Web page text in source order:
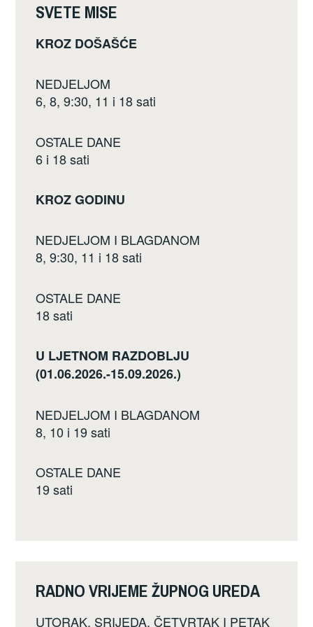
k
SVETE MISE
KROZ DOŠAŠĆE
NEDJELJOM
6, 8, 9:30, 11 i 18 sati
OSTALE DANE
6 i 18 sati
KROZ GODINU
NEDJELJOM I BLAGDANOM
8, 9:30, 11 i 18 sati
OSTALE DANE
18 sati
U LJETNOM RAZDOBLJU
(01.06.2026.-15.09.2026.)
NEDJELJOM I BLAGDANOM
8, 10 i 19 sati
OSTALE DANE
19 sati
RADNO VRIJEME ŽUPNOG UREDA
UTORAK, SRIJEDA, ČETVRTAK I PETAK